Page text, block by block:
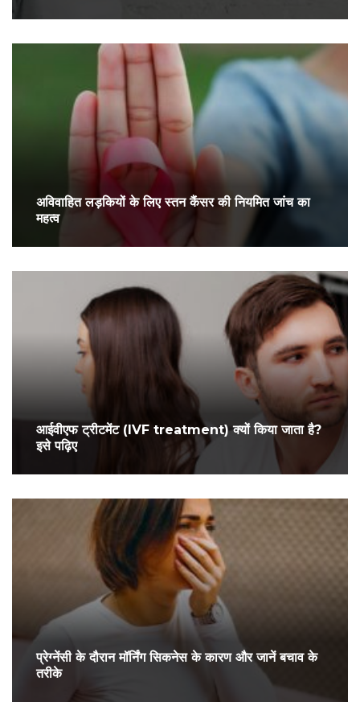
अविवाहित लड़कियों के लिए स्तन कैंसर की नियमित जांच का
महत्व
आईवीएफ ट्रीटमेंट (IVF treatment) क्यों किया जाता है?
इसे पढ़िए
प्रेग्‍नेंसी के दौरान मॉर्निंग सिकनेस के कारण और जानें बचाव के
तरीके